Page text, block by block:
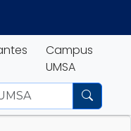
Campus
UMSA